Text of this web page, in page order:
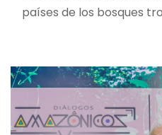
países de los bosques